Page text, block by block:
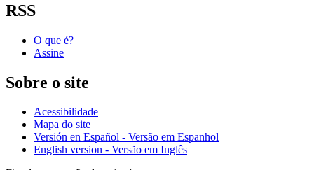
RSS
O que é?
Assine
Sobre o site
Acessibilidade
Mapa do site
Versión en Español - Versão em Espanhol
English version - Versão em Inglês